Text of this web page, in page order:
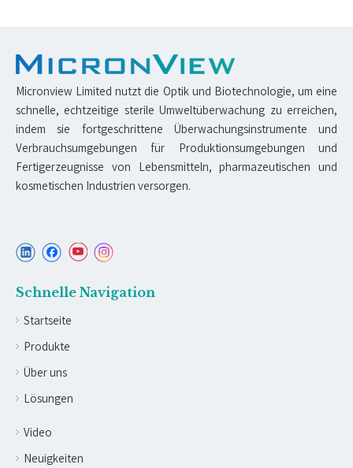
Micronview Limited nutzt die Optik und Biotechnologie, um eine
schnelle, echtzeitige sterile Umweltüberwachung zu erreichen,
indem sie fortgeschrittene Überwachungsinstrumente und
Verbrauchsumgebungen für Produktionsumgebungen und
Fertigerzeugnisse von Lebensmitteln, pharmazeutischen und
kosmetischen Industrien versorgen.
Schnelle Navigation
Startseite
Produkte
Über uns
Lösungen
Video
Neuigkeiten